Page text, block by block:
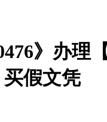
》办理
假文凭